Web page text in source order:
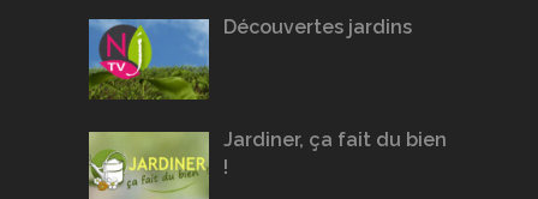
Découvertes jardins
Jardiner, ça fait du bien
!